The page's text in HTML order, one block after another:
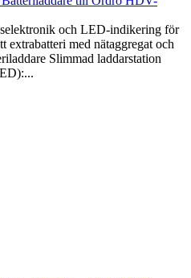
och LED-indikering för
extrabatteri med nätaggregat och
Slimmad laddarstation